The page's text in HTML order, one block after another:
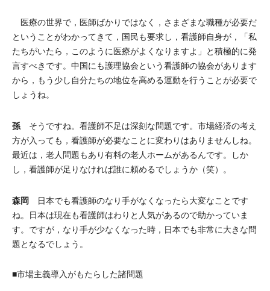
医療の世界で，医師ばかりではなく，さまざまな職種が必要だ
ということがわかってきて，国民も要求し，看護師自身が，「私
たちがいたら，このように医療がよくなりますよ」と積極的に発
言すべきです。中国にも護理協会という看護師の協会があります
から，もう少し自分たちの地位を高める運動を行うことが必要で
しょうね。
孫 そうですね。看護師不足は深刻な問題です。市場経済の考え
方が入っても，看護師が必要なことに変わりはありませんしね。
最近は，老人問題もあり有料の老人ホームがあるんです。しか
し，看護師が足りなければ誰に頼めるでしょうか（笑）。
森岡 日本でも看護師のなり手がなくなったら大変なことです
ね。日本は現在も看護師はわりと人気があるので助かっていま
す。ですが，なり手が少なくなった時，日本でも非常に大きな問
題となるでしょう。
■市場主義導入がもたらした諸問題